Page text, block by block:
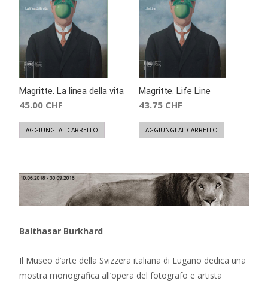
Magritte. La linea della vita
45.00 CHF
AGGIUNGI AL CARRELLO
Magritte. Life Line
43.75 CHF
AGGIUNGI AL CARRELLO
Balthasar Burkhard
Il Museo d’arte della Svizzera italiana di Lugano dedica una
mostra monografica all’opera del fotografo e artista